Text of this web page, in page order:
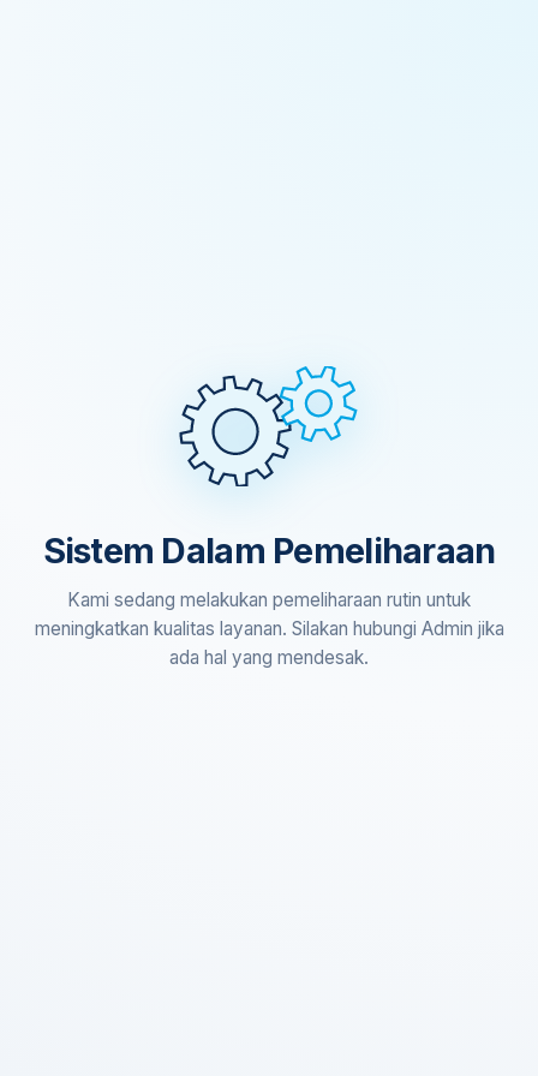
Sistem Dalam Pemeliharaan
Kami sedang melakukan pemeliharaan rutin untuk
meningkatkan kualitas layanan. Silakan hubungi Admin jika
ada hal yang mendesak.